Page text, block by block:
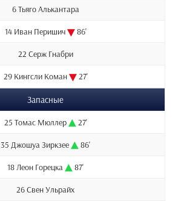
6 Тьяго Алькантара
14 Иван Перишич 86'
22 Серж Гнабри
29 Кингсли Коман 27'
Запасные
25 Томас Мюллер 27'
35 Джошуа Зиркзее 86'
18 Леон Горецка 87'
26 Свен Ульрайх